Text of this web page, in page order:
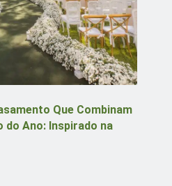
Que Combinam
do Ano: Inspirado na